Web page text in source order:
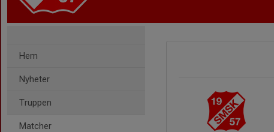
Hem
Nyheter
Truppen
Matcher